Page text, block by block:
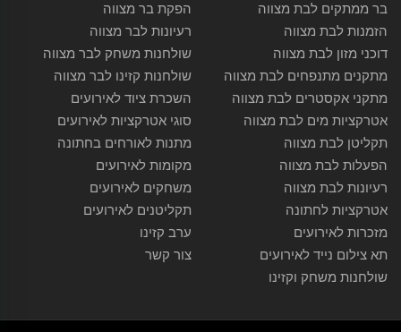
בר ממתקים לבת מצווה
הזמנות לבת מצווה
דוכני מזון לבת מצווה
מתקנים מתנפחים לבת מצווה
מתקני אקסטרים לבת מצווה
אטרקציות מים לבת מצווה
תקליטן לבת מצווה
הפעלות לבת מצווה
רעיונות לבת מצווה
אטרקציות לחתונה
מזכרות לאירועים
תא צילום נייד לאירועים
שולחנות משחק וקזינו
הפקת בר מצווה
רעיונות לבר מצווה
שולחנות משחק לבר מצווה
שולחנות קזינו לבר מצווה
השכרת ציוד לאירועים
סוגי אטרקציות לאירועים
מתנות לאורחים בחתונה
מקומות לאירועים
משחקים לאירועים
תקליטנים לאירועים
ערב קזינו
צור קשר